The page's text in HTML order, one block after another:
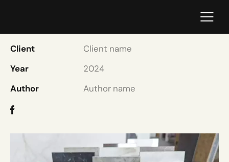
Client
Client name
Year
2024
Author
Author name